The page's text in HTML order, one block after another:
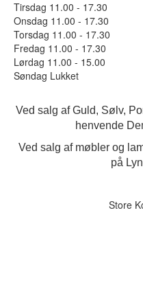
Tirsdag 11.00 - 17.30
Onsdag 11.00 - 17.30
Torsdag 11.00 - 17.30
Fredag 11.00 - 17.30
Lørdag 11.00 - 15.00
Søndag Lukket
Ved salg af Guld, Sølv,
henvende
Ved salg af møbler og
på
Store